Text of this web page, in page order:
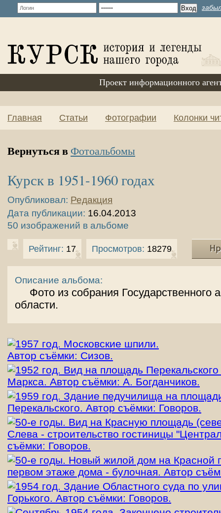
Проект информационного
Главная Статьи Фотографии Колонки
Вернуться в Фотоальбомы
Курск в 1951-1960 годах
Опубликовал: Редакция
Дата публикации: 16.04.2013
50 изображений в альбоме
Рейтинг: 17 Просмотров: 18279
Описание альбома:
Фото из собрания Государственного
области.